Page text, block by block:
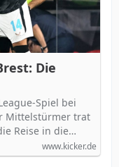
Die
Spiel bei
Mittelstürmer trat
Reise in die…
www.kicker.de